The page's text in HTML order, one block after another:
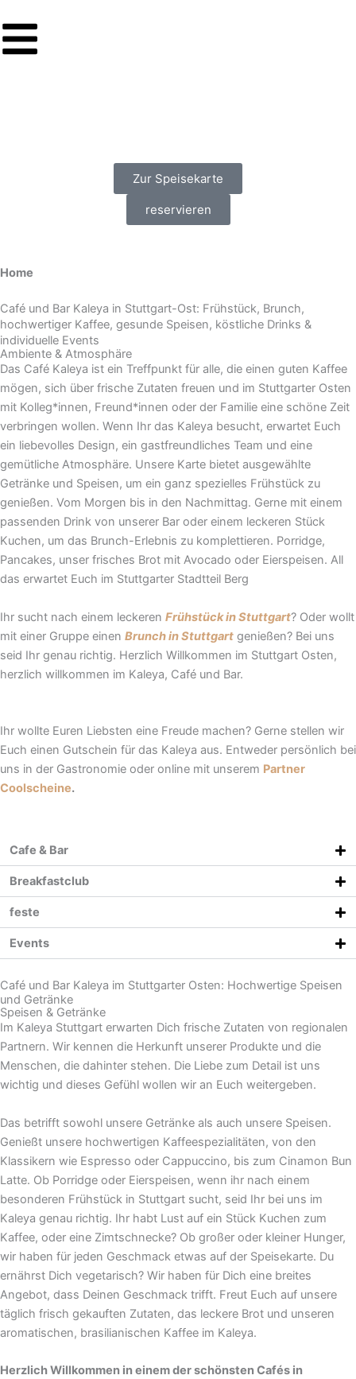
Inhalt
springen
Zur Speisekarte
reservieren
Home
Café und Bar Kaleya in Stuttgart-Ost: Frühstück, Brunch,
hochwertiger Kaffee, gesunde Speisen, köstliche Drinks &
individuelle Events
Ambiente & Atmosphäre
Das Café Kaleya ist ein Treffpunkt für alle, die einen guten Kaffee
mögen, sich über frische Zutaten freuen und im Stuttgarter Osten
mit Kolleg*innen, Freund*innen oder der Familie eine schöne Zeit
verbringen wollen. Wenn Ihr das Kaleya besucht, erwartet Euch
ein liebevolles Design, ein gastfreundliches Team und eine
gemütliche Atmosphäre. Unsere Karte bietet ausgewählte
Getränke und Speisen, um ein ganz spezielles Frühstück zu
genießen. Vom Morgen bis in den Nachmittag. Gerne mit einem
passenden Drink von unserer Bar oder einem leckeren Stück
Kuchen, um das Brunch-Erlebnis zu komplettieren. Porridge,
Pancakes, unser frisches Brot mit Avocado oder Eierspeisen. All
das erwartet Euch im Stuttgarter Stadtteil Berg
Ihr sucht nach einem leckeren Frühstück in Stuttgart? Oder wollt
mit einer Gruppe einen Brunch in Stuttgart genießen? Bei uns
seid Ihr genau richtig. Herzlich Willkommen im Stuttgart Osten,
herzlich willkommen im Kaleya, Café und Bar.
Ihr wollte Euren Liebsten eine Freude machen? Gerne stellen wir
Euch einen Gutschein für das Kaleya aus. Entweder persönlich bei
uns in der Gastronomie oder online mit unserem Partner
Coolscheine.
Cafe & Bar
Breakfastclub
feste
Events
Café und Bar Kaleya im Stuttgarter Osten: Hochwertige Speisen
und Getränke
Speisen & Getränke
Im Kaleya Stuttgart erwarten Dich frische Zutaten von regionalen
Partnern. Wir kennen die Herkunft unserer Produkte und die
Menschen, die dahinter stehen. Die Liebe zum Detail ist uns
wichtig und dieses Gefühl wollen wir an Euch weitergeben.
Das betrifft sowohl unsere Getränke als auch unsere Speisen.
Genießt unsere hochwertigen Kaffeespezialitäten, von den
Klassikern wie Espresso oder Cappuccino, bis zum Cinamon Bun
Latte. Ob Porridge oder Eierspeisen, wenn ihr nach einem
besonderen Frühstück in Stuttgart sucht, seid Ihr bei uns im
Kaleya genau richtig. Ihr habt Lust auf ein Stück Kuchen zum
Kaffee, oder eine Zimtschnecke? Ob großer oder kleiner Hunger,
wir haben für jeden Geschmack etwas auf der Speisekarte. Du
ernährst Dich vegetarisch? Wir haben für Dich eine breites
Angebot, dass Deinen Geschmack trifft. Freut Euch auf unsere
täglich frisch gekauften Zutaten, das leckere Brot und unseren
aromatischen, brasilianischen Kaffee im Kaleya.
Herzlich Willkommen in einem der schönsten Cafés in